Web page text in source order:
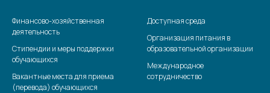
Финансово-хозяйственная
деятельность
Стипендии и меры поддержки
обучающихся
Вакантные места для приема
(перевода) обучающихся
Доступная среда
Организация питания в
образовательной организации
Международное
сотрудничество